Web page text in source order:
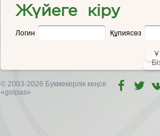
Жүйеге кіру
Логин Құпиясөз
© 2003-2026 Букмекерлік кеңсе
«golpas»